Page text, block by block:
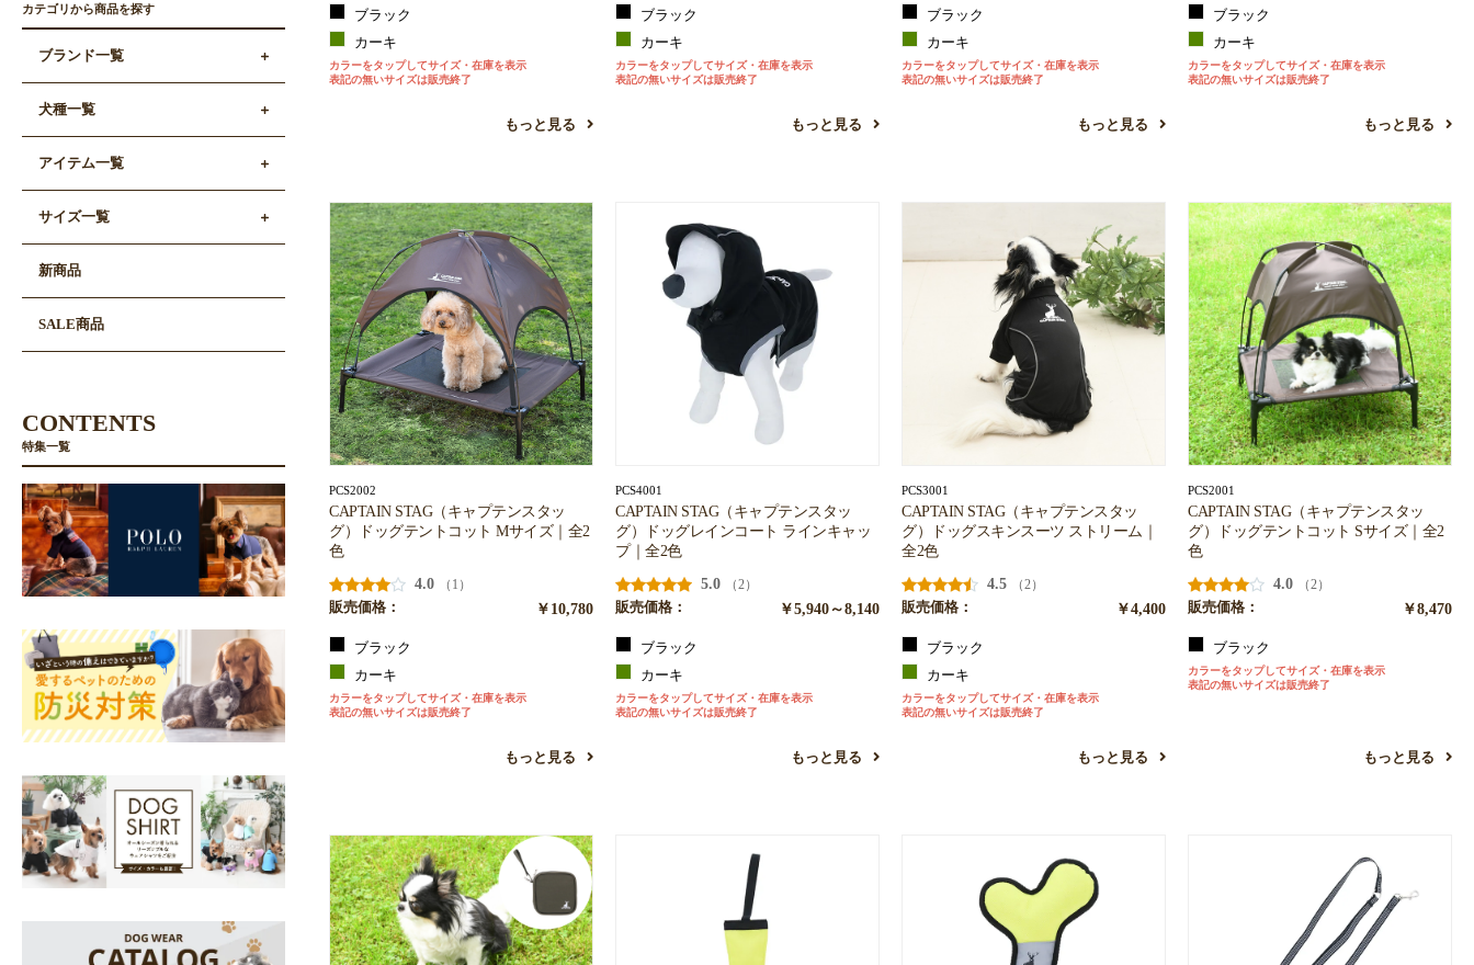
ブラック
カーキ
カラーをタップしてサイズ・在庫を表示
表記の無いサイズは販売終了
もっと見る
ブラック
カーキ
カラーをタップしてサイズ・在庫を表示
表記の無いサイズは販売終了
もっと見る
ブラック
カーキ
カラーをタップしてサイズ・在庫を表示
表記の無いサイズは販売終了
もっと見る
ブラック
カーキ
カラーをタップしてサイズ・在庫を表示
表記の無いサイズは販売終了
もっと見る
PCS2002
CAPTAIN STAG（キャプテンスタッ
グ）ドッグテントコット Mサイズ｜全2
色
4.0
（1）
販売価格：
￥10,780
ブラック
カーキ
カラーをタップしてサイズ・在庫を表示
表記の無いサイズは販売終了
もっと見る
PCS4001
CAPTAIN STAG（キャプテンスタッ
グ）ドッグレインコート ラインキャッ
プ｜全2色
5.0
（2）
販売価格：
￥5,940～8,140
ブラック
カーキ
カラーをタップしてサイズ・在庫を表示
表記の無いサイズは販売終了
もっと見る
PCS3001
CAPTAIN STAG（キャプテンスタッ
グ）ドッグスキンスーツ ストリーム｜
全2色
4.5
（2）
販売価格：
￥4,400
ブラック
カーキ
カラーをタップしてサイズ・在庫を表示
表記の無いサイズは販売終了
もっと見る
PCS2001
CAPTAIN STAG（キャプテンスタッ
グ）ドッグテントコット Sサイズ｜全2
色
4.0
（2）
販売価格：
￥8,470
ブラック
カラーをタップしてサイズ・在庫を表示
表記の無いサイズは販売終了
もっと見る
カテゴリから商品を探す
ブランド一覧
犬種一覧
アイテム一覧
サイズ一覧
新商品
SALE商品
CONTENTS
特集一覧